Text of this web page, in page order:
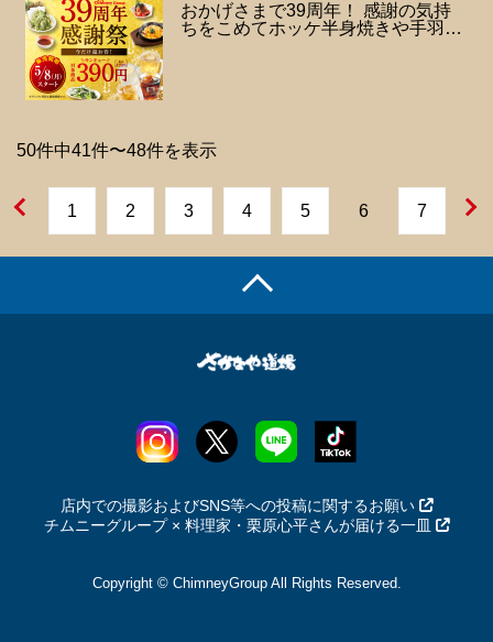
おかげさまで39周年！ 感謝の気持
ちをこめてホッケ半身焼きや手羽…
50件中41件〜48件を表示
1 2 3 4 5 6 7
店内での撮影およびSNS等への投稿に関するお願い
チムニーグループ × 料理家・栗原心平さんが届ける一皿
Copyright © ChimneyGroup All Rights Reserved.